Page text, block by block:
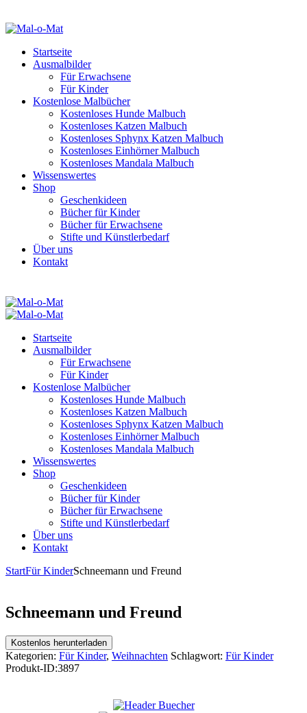
Startseite
Ausmalbilder
Für Erwachsene
Für Kinder
Kostenlose Malbücher
Kostenloses Hunde Malbuch
Kostenloses Katzen Malbuch
Kostenloses Sphynx Katzen Malbuch
Kostenloses Einhörner Malbuch
Kostenloses Mandala Malbuch
Wissenswertes
Shop
Geschenkideen
Bücher für Kinder
Bücher für Erwachsene
Stifte und Künstlerbedarf
Über uns
Kontakt
Startseite
Ausmalbilder
Für Erwachsene
Für Kinder
Kostenlose Malbücher
Kostenloses Hunde Malbuch
Kostenloses Katzen Malbuch
Kostenloses Sphynx Katzen Malbuch
Kostenloses Einhörner Malbuch
Kostenloses Mandala Malbuch
Wissenswertes
Shop
Geschenkideen
Bücher für Kinder
Bücher für Erwachsene
Stifte und Künstlerbedarf
Über uns
Kontakt
StartFür KinderSchneemann und Freund
Schneemann und Freund
Kostenlos herunterladen
Kategorien: Für Kinder, Weihnachten Schlagwort: Für Kinder
Produkt-ID:3897